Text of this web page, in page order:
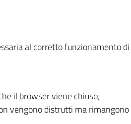
al corretto funzionamento
il browser viene chiuso;
vengono distrutti ma